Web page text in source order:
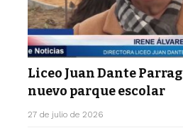
Liceo Juan Dante
nuevo parque escolar
27 de julio de 2026